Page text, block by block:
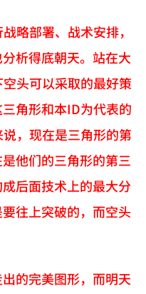
略部署、战术安排，
析得底朝天。站在大
头可以采取的最好策
角形和本ID为代表的
，现在是三角形的第
他们的三角形的第三
后面技术上的最大分
往上突破的，而空头
的完美图形，而明天